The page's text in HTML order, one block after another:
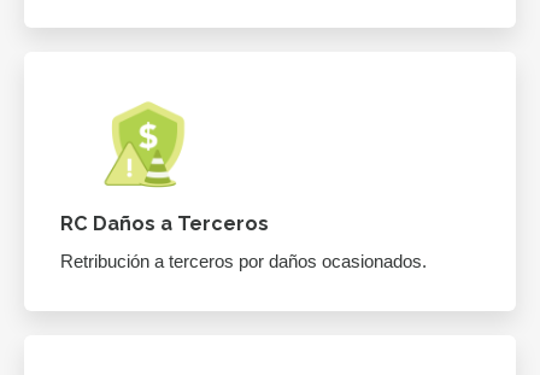
RC Daños a Terceros
Retribución a terceros por daños ocasionados.